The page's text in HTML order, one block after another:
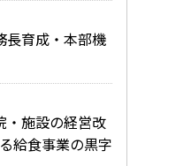
長育成・本部機
・施設の経営改
給食事業の黒字